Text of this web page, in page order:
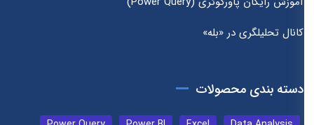
کانال تحلیلگری در «بله»
دسته بندی محصولات